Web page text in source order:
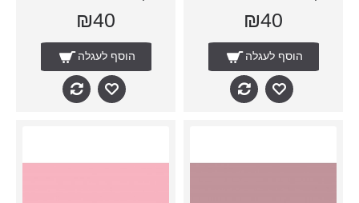
₪40
הוסף לעגלה
₪40
הוסף לעגלה